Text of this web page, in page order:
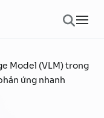
Model (VLM) trong
ứng nhanh